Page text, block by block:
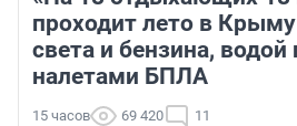
проходит лето в
света и бензина, водой
налетами БПЛА
15 часов 69 420 11